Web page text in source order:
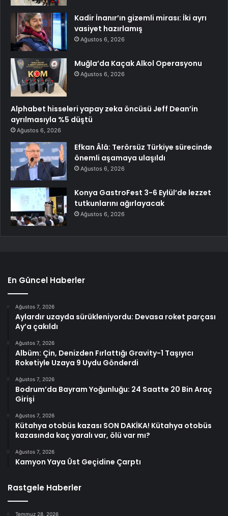
Kadir İnanır’ın gizemli mirası: İki ayrı
vasiyet hazırlamış
Ağustos 6, 2026
Muğla’da Kaçak Alkol Operasyonu
Ağustos 6, 2026
Alphabet hisseleri yapay zeka öncüsü Jeff Dean’in
ayrılmasıyla %5 düştü
Ağustos 6, 2026
Efkan Âlâ: Terörsüz Türkiye sürecinde
önemli aşamaya ulaşıldı
Ağustos 6, 2026
Konya GastroFest 3-6 Eylül’de lezzet
tutkunlarını ağırlayacak
Ağustos 6, 2026
En Güncel Haberler
Ağustos 7, 2026
Aylardır uzayda sürükleniyordu: Devasa roket parçası
Ay’a çakıldı
Ağustos 7, 2026
Albüm: Çin, Denizden Fırlattığı Gravity-1 Taşıyıcı
Roketiyle Uzaya 9 Uydu Gönderdi
Ağustos 7, 2026
Bodrum’da Bayram Yoğunluğu: 24 Saatte 20 Bin Araç
Girişi
Ağustos 7, 2026
Kütahya otobüs kazası SON DAKİKA! Kütahya otobüs
kazasında kaç yaralı var, ölü var mı?
Ağustos 7, 2026
Kamyon Yaya Üst Geçidine Çarptı
Rastgele Haberler
Temmuz 28, 2026